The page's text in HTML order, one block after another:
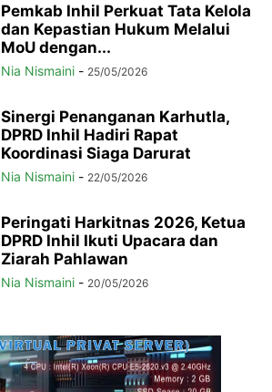
Pemkab Inhil Perkuat Tata Kelola
dan Kepastian Hukum Melalui
MoU dengan...
Nia Nismaini - 25/05/2026
Sinergi Penanganan Karhutla,
DPRD Inhil Hadiri Rapat
Koordinasi Siaga Darurat
Nia Nismaini - 22/05/2026
Peringati Harkitnas 2026, Ketua
DPRD Inhil Ikuti Upacara dan
Ziarah Pahlawan
Nia Nismaini - 20/05/2026